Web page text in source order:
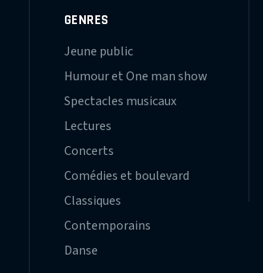
GENRES
Jeune public
Humour et One man show
Spectacles musicaux
Lectures
Concerts
Comédies et boulevard
Classiques
Contemporains
Danse